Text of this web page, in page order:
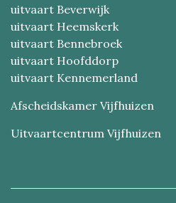
uitvaart Beverwijk
uitvaart Heemskerk
uitvaart Bennebroek
uitvaart Hoofddorp
uitvaart Kennemerland
Afscheidskamer Vijfhuizen
Uitvaartcentrum Vijfhuizen